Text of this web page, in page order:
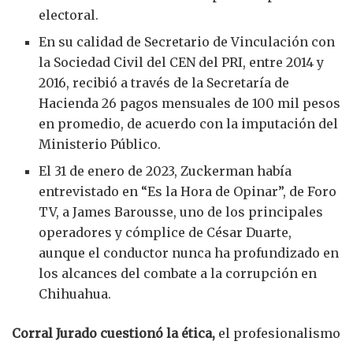
electoral.
En su calidad de Secretario de Vinculación con
la Sociedad Civil del CEN del PRI, entre 2014 y
2016, recibió a través de la Secretaría de
Hacienda 26 pagos mensuales de 100 mil pesos
en promedio, de acuerdo con la imputación del
Ministerio Público.
El 31 de enero de 2023, Zuckerman había
entrevistado en “Es la Hora de Opinar”, de Foro
TV, a James Barousse, uno de los principales
operadores y cómplice de César Duarte,
aunque el conductor nunca ha profundizado en
los alcances del combate a la corrupción en
Chihuahua.
Corral Jurado cuestionó la ética, el profesionalismo